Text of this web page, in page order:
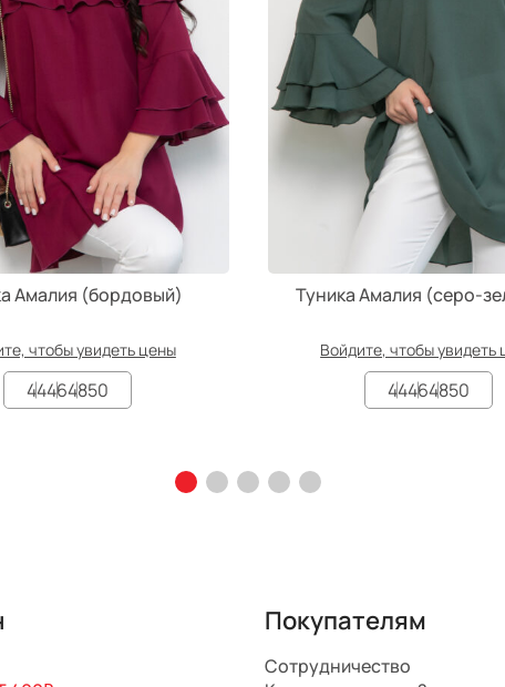
Амалия (бордовый)
чтобы увидеть цены
44464850
Туника Амалия (серо-
Войдите, чтобы увидеть
44464850
Покупателям
Сотрудничество